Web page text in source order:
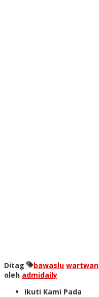
Ditag bawaslu wartwan
oleh admidaily
Ikuti Kami Pada